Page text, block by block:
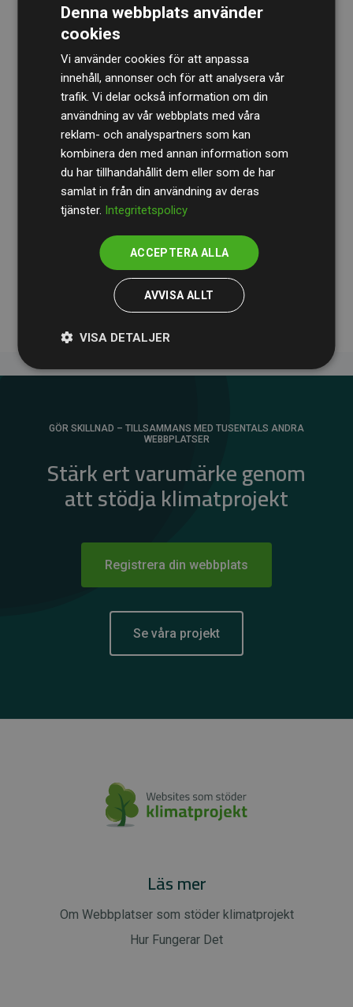
RevisionsbyrånBDOgranskar kontinuerligt våra
beräkningar och vår metod för att säkerställa
transparens och tillförlitlighet.
Deras granskning visar att våra investeringar i
de beräknade CO₂-utsläppenfrån
medlemswebbplatser – ett tydligt bevis på att vårt
arbetssätt ger mätbar klimatnytta.
GÖR SKILLNAD – TILLSAMMANS MED TUSENTALS ANDRA
WEBBPLATSER
Stärk ert varumärke genom
att stödja klimatprojekt
Registrera din webbplats
Se våra projekt
Läs mer
Om Webbplatser som stöder klimatprojekt
Hur Fungerar Det
Denna webbplats använder
cookies
Vi använder cookies för att anpassa
innehåll, annonser och för att analysera vår
trafik. Vi delar också information om din
användning av vår webbplats med våra
reklam- och analyspartners som kan
kombinera den med annan information som
du har tillhandahållit dem eller som de har
samlat in från din användning av deras
tjänster. Integritetspolicy
ACCEPTERA ALLA
AVVISA ALLT
VISA DETALJER